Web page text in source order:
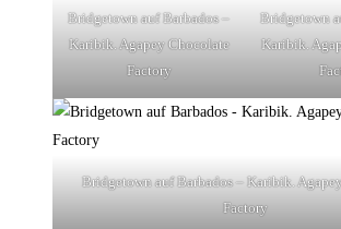
Bridgetown auf Barbados –
Karibik. Agapey Chocolate
Factory
Bridgetown
Karibik.
Bridgetown auf Barbados – Karibik.
Factory